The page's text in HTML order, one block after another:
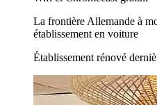
La frontière Allemande à
établissement en voiture
Établissement rénové